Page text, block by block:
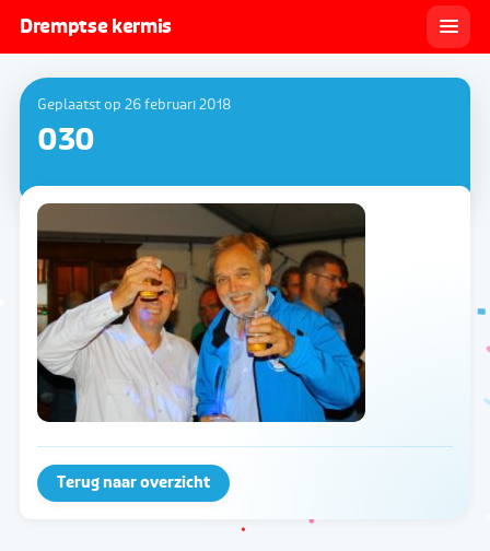
Dremptse kermis
Geplaatst op 26 februari 2018
030
Terug naar overzicht